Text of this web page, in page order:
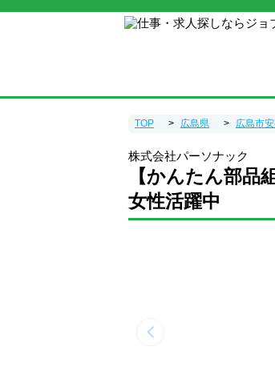
TOP 広島県 広島市
株式会社パーソナック
【かんたん部
女性活躍中